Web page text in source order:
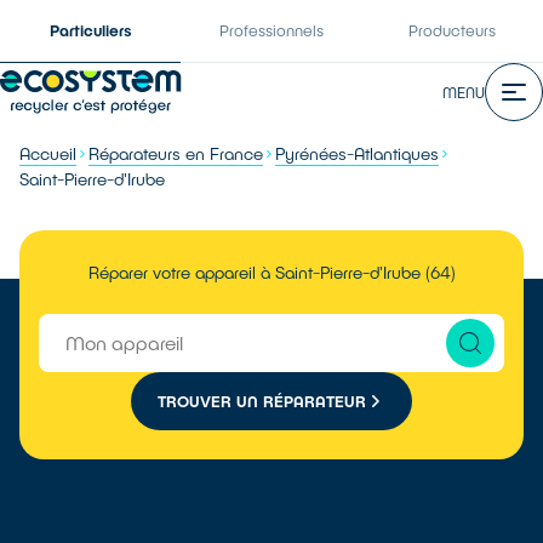
Particuliers Professionnels Producteurs
MENU
Accueil Réparateurs en France
Pyrénées-Atlantiques
Saint-Pierre-d'Irube
Réparer votre appareil à Saint-Pierre-d'Irube (64)
TROUVER UN RÉPARATEUR